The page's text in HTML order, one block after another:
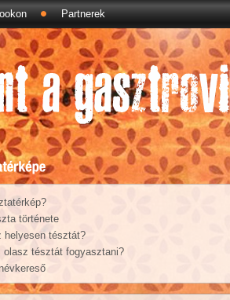
Partnerek
története
helyesen tésztát?
olasz tésztát fogyasztani?